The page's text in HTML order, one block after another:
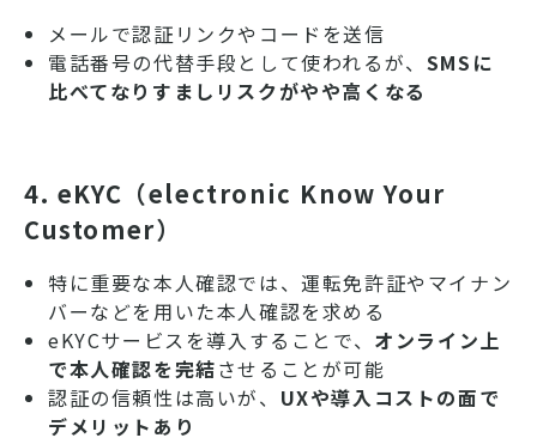
メールで認証リンクやコードを送信
電話番号の代替手段として使われるが、 SMSに
比べてなりすましリスクがやや高くなる
4. eKYC（electronic Know Your
Customer）
特に重要な本人確認では、運転免許証やマイナン
バーなどを用いた本人確認を求める
eKYCサービスを導入することで、 オンライン上
で本人確認を完結させることが可能
認証の信頼性は高いが、 UXや導入コストの面で
デメリットあり